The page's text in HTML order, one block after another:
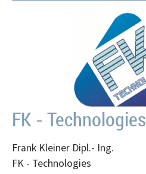
FK - Technologies
Frank Kleiner Dipl.- Ing.
FK - Technologies